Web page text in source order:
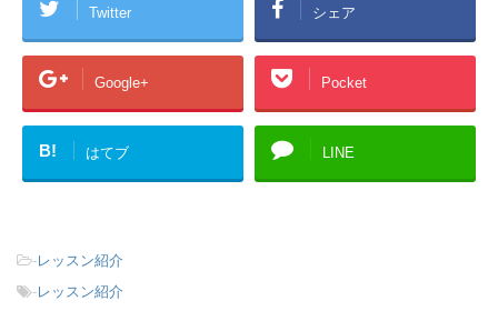
Twitter シェア
Google+ Pocket
B! はてブ LINE
-レッスン紹介
-レッスン紹介